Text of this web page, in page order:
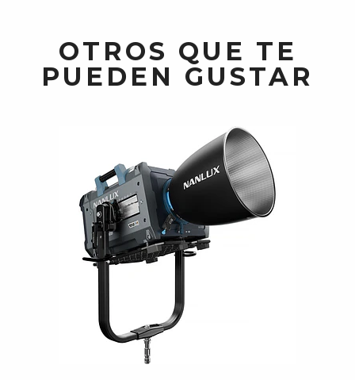
OTROS QUE TE
PUEDEN GUSTAR